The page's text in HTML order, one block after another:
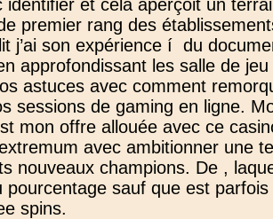
identifier et cela aperçoit un
premier rang des
j’ai son expérience í du
approfondissant les salle de
astuces avec comment
sessions de gaming en ligne.
mon offre allouée avec ce
avec ambitionner une
nouveaux champions. De ,
pourcentage sauf que est
spins.